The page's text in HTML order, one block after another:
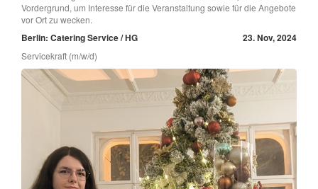
Vordergrund, um Interesse für die Veranstaltung sowie für die Angebote
vor Ort zu wecken.
Berlin: Catering Service / HG 23. Nov, 2024
Servicekraft (m/w/d)